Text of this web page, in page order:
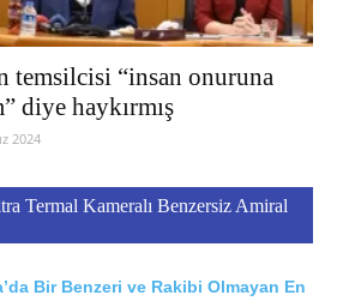
temsilcisi “insan onuruna
diye haykırmış
2024
Termal Kameralı Benzersiz Amiral
Bir Benzeri ve Rakibi Olmayan En